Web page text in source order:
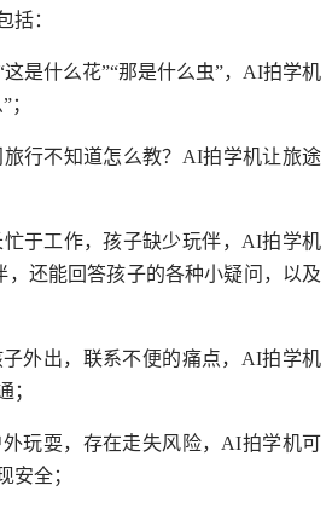
括：
是什么花”“那是什么虫”，AI拍学机
行不知道怎么教？AI拍学机让旅途
于工作，孩子缺少玩伴，AI拍学机
，还能回答孩子的各种小疑问，以及
外出，联系不便的痛点，AI拍学机
；
玩耍，存在走失风险，AI拍学机可
安全；